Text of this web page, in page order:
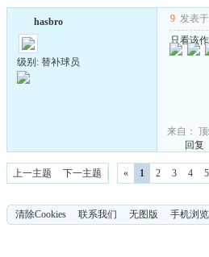
hasbro
级别: 替补球员
9 发表
只看该
来自：
回复
上一主题 下一主题 « 1 2 3 4 5
清除Cookies 联系我们 无图版 手机浏览